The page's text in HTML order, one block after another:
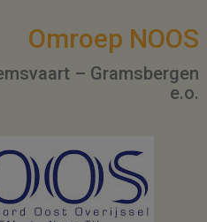
Omroep NOOS
– Gramsbergen
e.o.